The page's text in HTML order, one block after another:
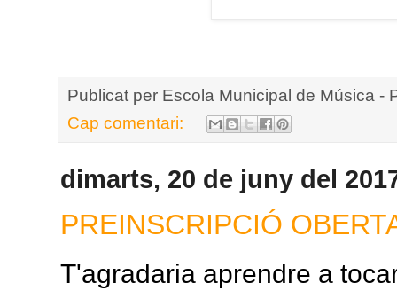
Publicat per Escola Municipal de Música -
Cap comentari:
dimarts, 20 de juny del
PREINSCRIPCIÓ
T'agradaria aprendre a